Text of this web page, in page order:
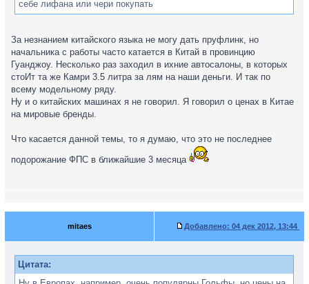
себе лифана или чери покупать
За незнанием китайского языка не могу дать пруфлинк, но
начальника с работы часто катается в Китай в провинцию
Гуанджоу. Несколько раз заходил в ихние автосалоны, в которых
стоИт та же Камри 3.5 литра за лям на наши деньги. И так по
всему модельному ряду.
Ну и о китайских машинах я не говорил. Я говорил о ценах в Китае
на мировые бренды.
Что касается данной темы, то я думаю, что это не последнее
подорожание ФПС в ближайшие 3 месяца
mitaes Добавлено: 04 дек 2012, 13:44
Цитата: